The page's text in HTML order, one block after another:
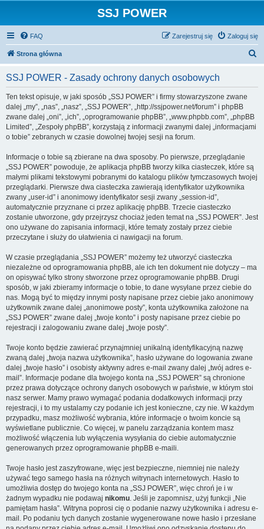
SSJ POWER
FAQ Zaloguj się
Zarejestruj się
Strona główna
SSJ POWER - Zasady ochrony danych osobowych
Ten tekst opisuje, w jaki sposób „SSJ POWER” i firmy stowarzyszone zwane
dalej „my”, „nas”, „nasz”, „SSJ POWER”, „http://ssjpower.net/forum” i phpBB
zwane dalej „oni”, „ich”, „oprogramowanie phpBB”, „www.phpbb.com”, „phpBB
Limited”, „Zespoły phpBB”, korzystają z informacji zwanymi dalej „informacjami
o tobie” zebranych w czasie dowolnej twojej sesji na forum.
Informacje o tobie są zbierane na dwa sposoby. Po pierwsze, przeglądanie
„SSJ POWER” powoduje, że aplikacja phpBB tworzy kilka ciasteczek, które są
małymi plikami tekstowymi pobranymi do katalogu plików tymczasowych twojej
przeglądarki. Pierwsze dwa ciasteczka zawierają identyfikator użytkownika
zwany „user-id” i anonimowy identyfikator sesji zwany „session-id”,
automatycznie przyznane ci przez aplikację phpBB. Trzecie ciasteczko
zostanie utworzone, gdy przejrzysz chociaż jeden temat na „SSJ POWER”. Jest
ono używane do zapisania informacji, które tematy zostały przez ciebie
przeczytane i służy do ułatwienia ci nawigacji na forum.
W czasie przeglądania „SSJ POWER” możemy też utworzyć ciasteczka
niezależne od oprogramowania phpBB, ale ich ten dokument nie dotyczy – ma
on opisywać tylko strony stworzone przez oprogramowanie phpBB. Drugi
sposób, w jaki zbieramy informacje o tobie, to dane wysyłane przez ciebie do
nas. Mogą być to między innymi posty napisane przez ciebie jako anonimowy
użytkownik zwane dalej „anonimowe posty”, konta użytkownika założone na
„SSJ POWER” zwane dalej „twoje konto” i posty napisane przez ciebie po
rejestracji i zalogowaniu zwane dalej „twoje posty”.
Twoje konto będzie zawierać przynajmniej unikalną identyfikacyjną nazwę
zwaną dalej „twoja nazwa użytkownika”, hasło używane do logowania zwane
dalej „twoje hasło” i osobisty aktywny adres e-mail zwany dalej „twój adres e-
mail”. Informacje podane dla twojego konta na „SSJ POWER” są chronione
przez prawa dotyczące ochrony danych osobowych w państwie, w którym stoi
nasz serwer. Mamy prawo wymagać podania dodatkowych informacji przy
rejestracji, i to my ustalamy czy podanie ich jest konieczne, czy nie. W każdym
przypadku, masz możliwość wybrania, które informacje o twoim koncie są
wyświetlane publicznie. Co więcej, w panelu zarządzania kontem masz
możliwość włączenia lub wyłączenia wysyłania do ciebie automatycznie
generowanych przez oprogramowanie phpBB e-maili.
Twoje hasło jest zaszyfrowane, więc jest bezpieczne, niemniej nie należy
używać tego samego hasła na różnych witrynach internetowych. Hasło to
umożliwia dostęp do twojego konta na „SSJ POWER”, więc chroń je i w
żadnym wypadku nie podawaj nikomu. Jeśli je zapomnisz, użyj funkcji „Nie
pamiętam hasła”. Witryna poprosi cię o podanie nazwy użytkownika i adresu e-
mail. Po podaniu tych danych zostanie wygenerowane nowe hasło i przesłane